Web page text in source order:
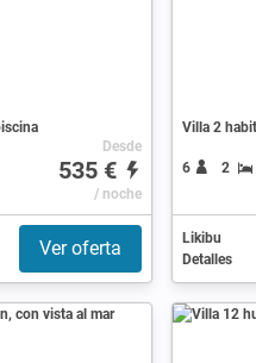
Desde
535 €
/ noche
Ver oferta
Villa 2
6 2
Likibu
Detalles